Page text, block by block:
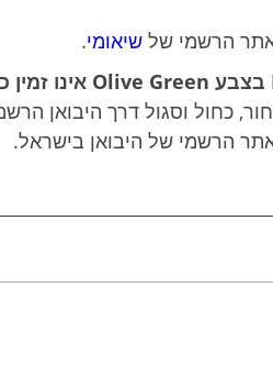
הרשמי של שיאומי.
כחול וסגול דרך היבואן
הרשמי של היבואן בישראל.